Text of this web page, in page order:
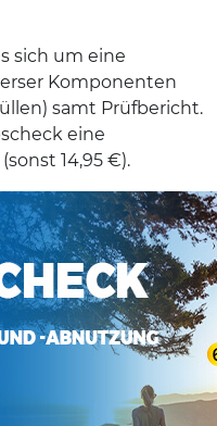
sich um eine
Komponenten
samt Prüfbericht.
eine
(sonst 14,95 €).